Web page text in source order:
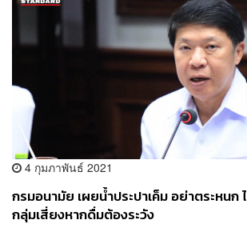
4 กุมภาพันธ์ 2021
กรมอนามัย เผยน้ำประปาเค็ม อย่าตระหนก
กลุ่มเสี่ยงหากดื่มต้องระวัง